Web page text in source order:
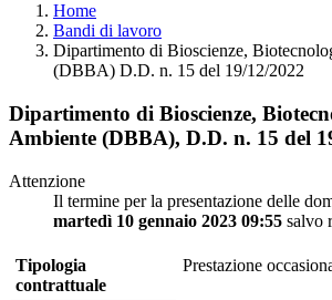
Home
Bandi di lavoro
Dipartimento di Bioscienze,
(DBBA) D.D. n. 15 del 19/12/2022
Dipartimento di Bioscienze,
Ambiente (DBBA), D.D. n. 15 del
Attenzione
Il termine per la presentazione delle
martedì 10 gennaio 2023 09:55 salvo
Tipologia
contrattuale
Prestazione